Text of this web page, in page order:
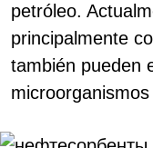
petróleo.
principalmente
también pueden